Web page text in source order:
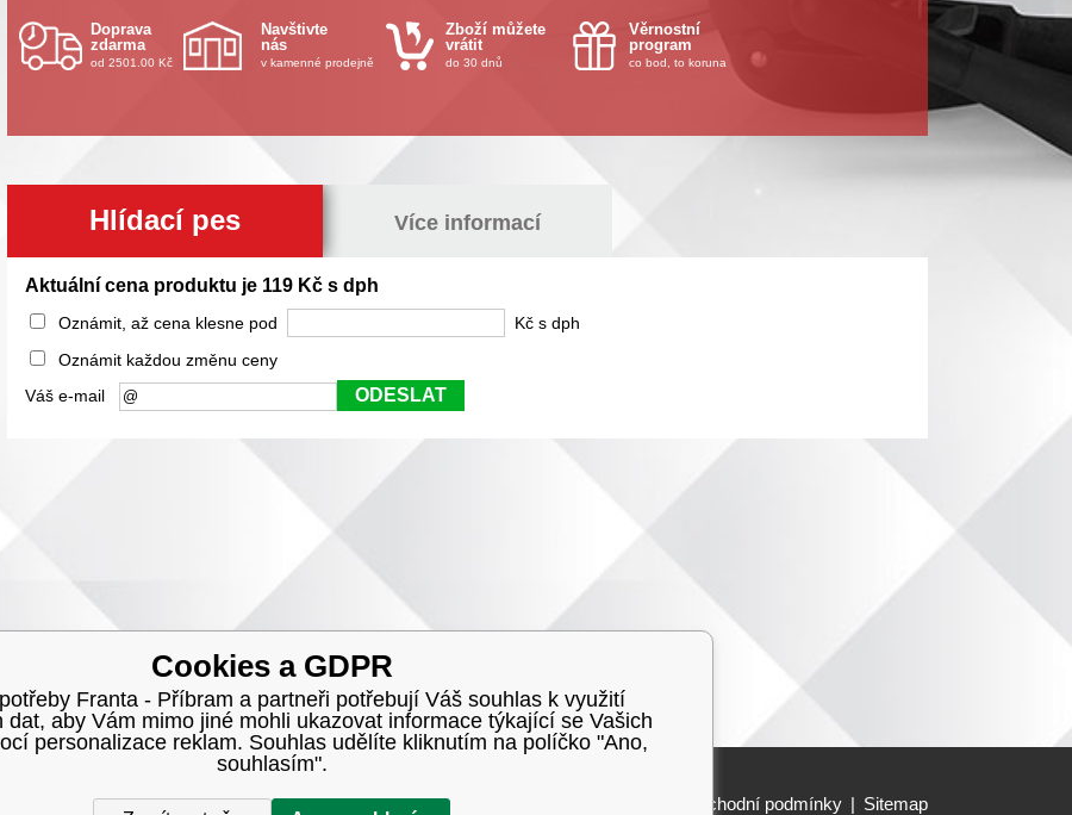
Doprava
zdarma
od 2501.00 Kč
Navštivte
nás
v kamenné prodejně
Zboží můžete
vrátit
do 30 dnů
Věrnostní
program
co bod, to koruna
Hlídací pes Více informací
Aktuální cena produktu je 119 Kč s dph
Oznámit, až cena klesne pod
Kč s dph
Oznámit každou změnu ceny
Váš e-mail
ODESLAT
Obchodní podmínky | Sitemap
Cookies a GDPR
Franta - Příbram a partneři potřebují Váš souhlas k využití
dat, aby Vám mimo jiné mohli ukazovat informace týkající se Vašich
personalizace reklam. Souhlas udělíte kliknutím na políčko "Ano,
souhlasím".